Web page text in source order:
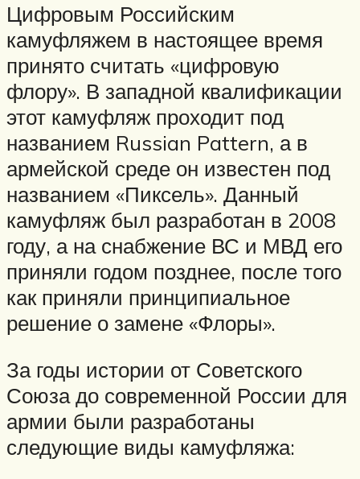
Цифровым Российским
камуфляжем в настоящее время
принято считать «цифровую
флору». В западной квалификации
этот камуфляж проходит под
названием Russian Pattern, а в
армейской среде он известен под
названием «Пиксель». Данный
камуфляж был разработан в 2008
году, а на снабжение ВС и МВД его
приняли годом позднее, после того
как приняли принципиальное
решение о замене «Флоры».
За годы истории от Советского
Союза до современной России для
армии были разработаны
следующие виды камуфляжа: